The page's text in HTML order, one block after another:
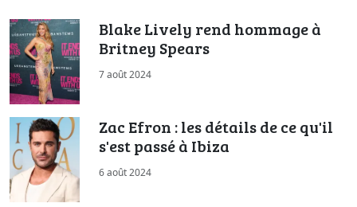
Blake Lively rend hommage à
Britney Spears
7 août 2024
Zac Efron : les détails de ce qu'il
s'est passé à Ibiza
6 août 2024